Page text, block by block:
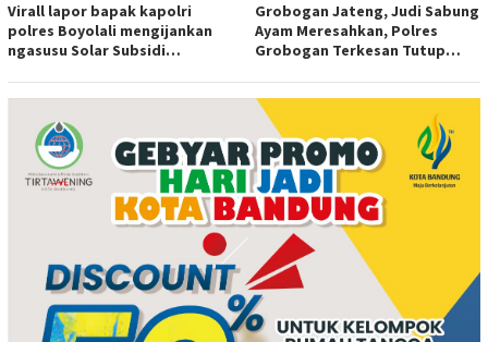
Virall lapor bapak kapolri
polres Boyolali mengijankan
ngasusu Solar Subsidi
Grobogan Jateng, Judi Sabung
Ayam Meresahkan, Polres
Grobogan Terkesan Tutup